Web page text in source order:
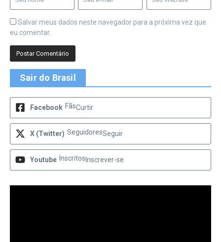
Salvar meus dados neste navegador para a próxima vez que
eu comentar.
Sair do Brasil
Facebook FãsCurtir
X (Twitter) SeguidoresSeguir
Youtube Inscritos Inscrever-se